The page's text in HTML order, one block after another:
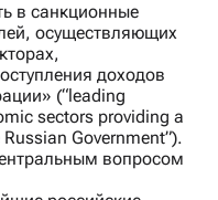
в санкционные
осуществляющих
доходов
(“leading
sectors providing a
Government”).
вопросом